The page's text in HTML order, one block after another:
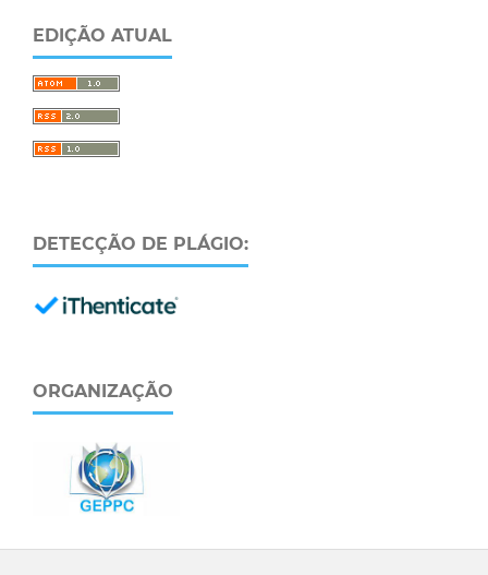
EDIÇÃO ATUAL
DETECÇÃO DE PLÁGIO:
ORGANIZAÇÃO